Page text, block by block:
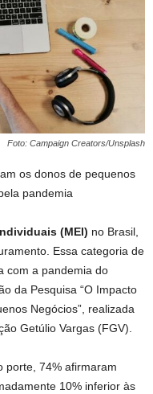
Foto: Campaign Creators/Unsplash
os donos de pequenos
pandemia
(MEI) no Brasil,
Essa categoria de
com a pandemia do
da Pesquisa “O Impacto
Negócios”, realizada
Getúlio Vargas (FGV).
porte, 74% afirmaram
10% inferior às